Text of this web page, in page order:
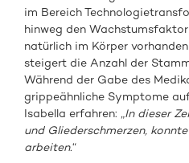
im Bereich
hinweg den
natürlich im Körper
steigert die Anzahl der
Während der Gabe des
grippeähnliche Symptome
Isabella erfahren: „In dieser
und Gliederschmerzen,
arbeiten.“